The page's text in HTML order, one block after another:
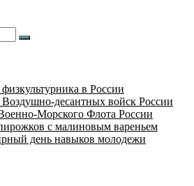
Поиск
в России
десантных войск России
Морского Флота России
с малиновым вареньем
день навыков молодежи